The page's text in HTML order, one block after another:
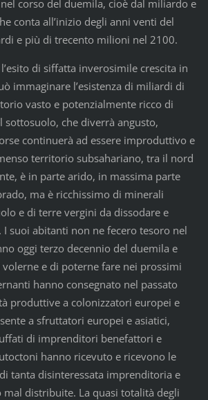
corso del duemila, cioè dal miliardo e
conta all’inizio degli anni venti del
e più di trecento milioni nel 2100.
di siffatta inverosimile crescita in
immaginare l’esistenza di miliardi di
vasto e potenzialmente ricco di
sottosuolo, che diverrà angusto,
continuerà ad essere improduttivo e
territorio subsahariano, tra il nord
è in parte arido, in massima parte
ma è ricchissimo di minerali
e di terre vergini da dissodare e
suoi abitanti non ne fecero tesoro nel
oggi terzo decennio del duemila e
e di poterne fare nei prossimi
hanno consegnato nel passato
produttive a colonizzatori europei e
a sfruttatori europei e asiatici,
di imprenditori benefattori e
hanno ricevuto e ricevono le
tanta disinteressata imprenditoria e
mal distribuite. La quasi totalità degli